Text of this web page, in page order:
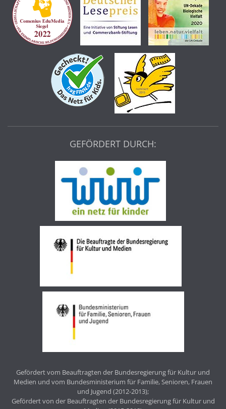
GEFÖRDERT DURCH:
Gefördert vom Beauftragten der Bundesregierung für Kultur und
Medien und vom Bundesministerium für Familie, Senioren, Frauen
und Jugend (2012-2013);
Gefördert von der Beauftragten der Bundesregierung für Kultur und